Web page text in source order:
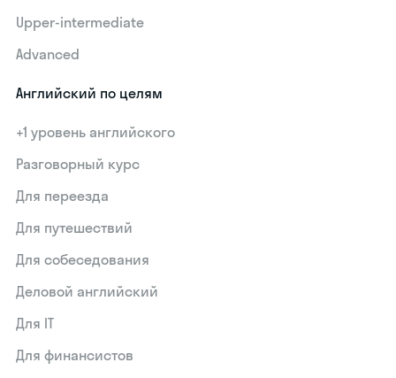
Upper-intermediate
Advanced
Английский по целям
+1 уровень английского
Разговорный курс
Для переезда
Для путешествий
Для собеседования
Деловой английский
Для IT
Для финансистов